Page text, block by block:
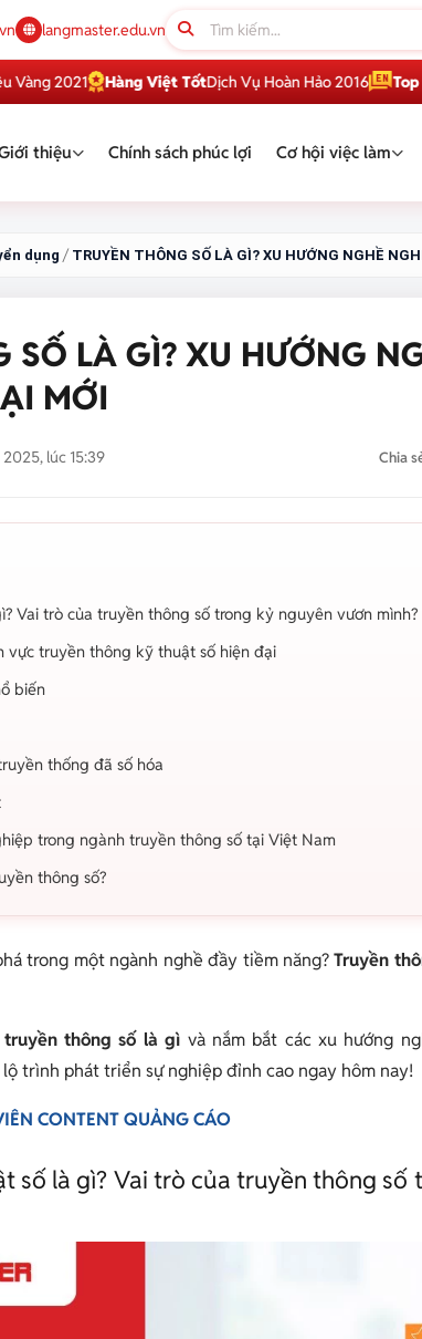
langmaster.edu.vn
Hàng Việt TốtDịch Vụ Hoàn Hảo 2016 Top 1Thương
thiệu Chính sách phúc lợi Cơ hội việc làm
dụng / TRUYỀN THÔNG SỐ LÀ GÌ? XU HƯỚNG NGHỀ
SỐ LÀ GÌ? XU HƯỚNG
MỚI
lúc 15:39 Chia
Vai trò của truyền thông số trong kỷ nguyên vươn mình?
vực truyền thông kỹ thuật số hiện đại
biến
thống đã số hóa
trong ngành truyền thông số tại Việt Nam
thông số?
trong một ngành nghề đầy tiềm năng?Truyền
truyền thông số là gì và nắm bắt các xu hướng
lộ trình phát triển sự nghiệp đỉnh cao ngay hôm nay!
CONTENT QUẢNG CÁO
số là gì? Vai trò của truyền thông số